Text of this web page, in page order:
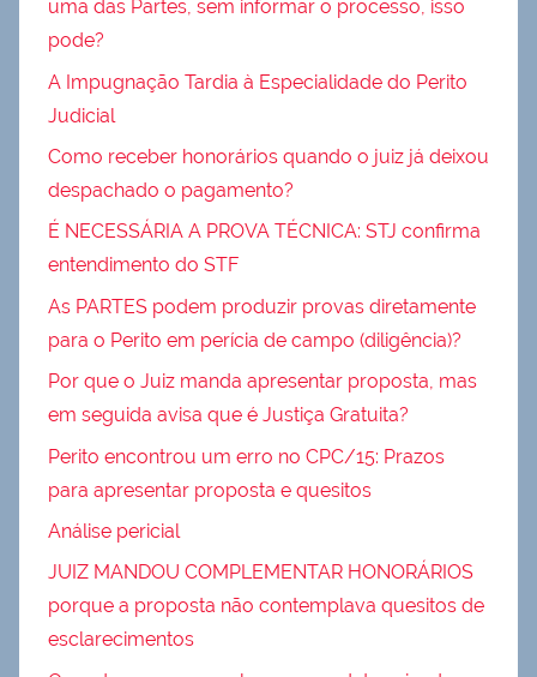
uma das Partes, sem informar o processo, isso
pode?
A Impugnação Tardia à Especialidade do Perito
Judicial
Como receber honorários quando o juiz já deixou
despachado o pagamento?
É NECESSÁRIA A PROVA TÉCNICA: STJ confirma
entendimento do STF
As PARTES podem produzir provas diretamente
para o Perito em perícia de campo (diligência)?
Por que o Juiz manda apresentar proposta, mas
em seguida avisa que é Justiça Gratuita?
Perito encontrou um erro no CPC/15: Prazos
para apresentar proposta e quesitos
Análise pericial
JUIZ MANDOU COMPLEMENTAR HONORÁRIOS
porque a proposta não contemplava quesitos de
esclarecimentos